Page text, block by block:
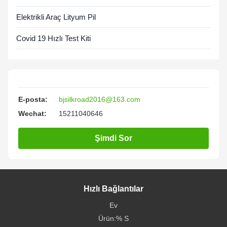
Elektrikli Araç Lityum Pil
Covid 19 Hızlı Test Kiti
E-posta:
bjsilkroad2016@163.com
Wechat:
15211040646
Şimdi Sor
Hızlı Bağlantılar
Ev
Ürün:% S